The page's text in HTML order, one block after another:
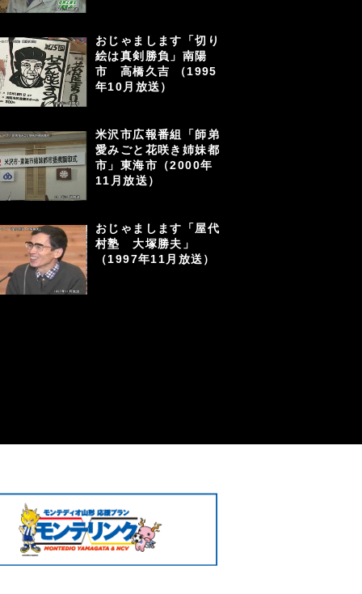
おじゃまします「切り
絵は真剣勝負」南陽
市 高橋久吉 （1995
年10月放送）
米沢市広報番組「師弟
愛みごと花咲き姉妹都
市」東海市（2000年
11月放送）
おじゃまします「屋代
村塾 大塚勝夫」
（1997年11月放送）